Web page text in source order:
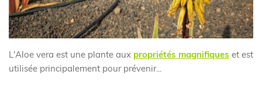
L'Aloe vera est une plante aux propriétés magnifiques et est
utilisée principalement pour prévenir...